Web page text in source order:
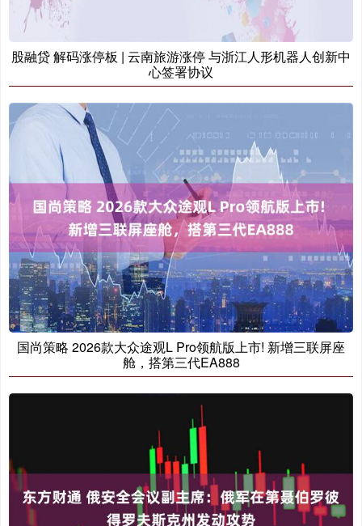
股融贷 解码涨停板 | 云南旅游涨停 与浙江人形机器人创新中
心签署协议
国尚策略 2026款大众途观L Pro领航版上市! 新增三联屏座
舱，搭第三代EA888